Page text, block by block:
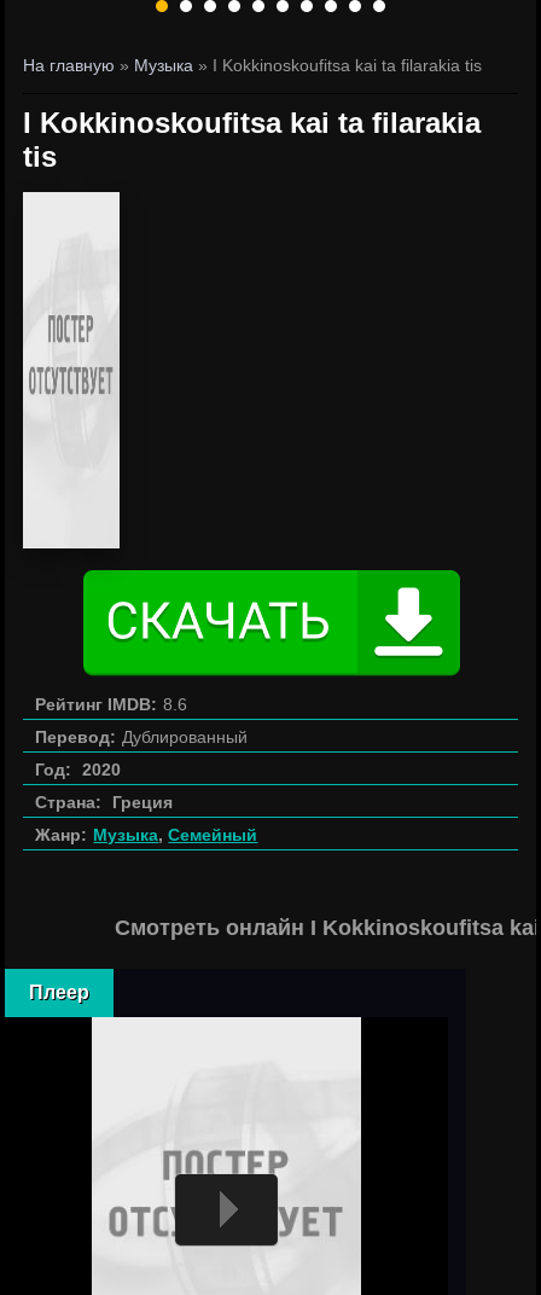
На главную » Музыка » I Kokkinoskoufitsa kai ta filarakia tis
I Kokkinoskoufitsa kai ta filarakia
tis
Рейтинг IMDB: 8.6
Перевод: Дублированный
Год:
2020
Страна:
Греция
Жанр: Музыка,Семейный
Смотреть онлайн I Kokkinoskoufitsa
Плеер